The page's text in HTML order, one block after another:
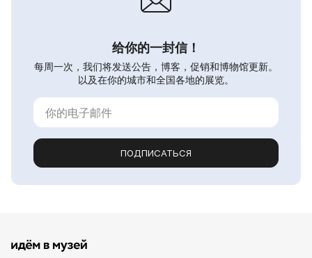
给你的一封信！
每周一次，我们将发送公告，博客，促销和博物馆更新。
以及在你的城市和全国各地的展览。
ПОДПИСАТЬСЯ